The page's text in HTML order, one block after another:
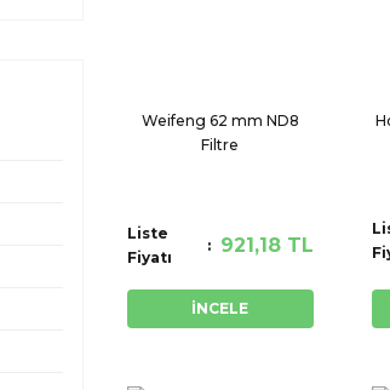
Weifeng 62 mm ND8
Filtre
Liste
Fiyatı
921,18 TL
İNCELE